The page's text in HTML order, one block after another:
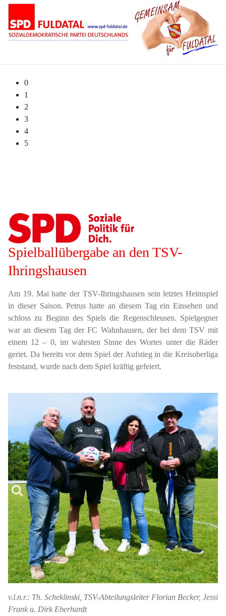
0
1
2
3
4
5
Spielballübergabe an den TSV-
Ihringshausen
Am 19. Mai hatte der TSV-Ihringshausen sein letztes Heimspiel
in dieser Saison. Petrus hatte an diesem Tag ein Einsehen und
schloss zu Beginn des Spiels die Regenschleusen. Spielgegner
war an diesem Tag der FC Wahnhausen, der bei dem TSV mit
einem 12 – 0, im wahrsten Sinne des Wortes unter die Räder
geriet. Da bereits vor dem Spiel der Aufstieg in die Kreisoberliga
feststand, wurde nach dem Spiel kräftig gefeiert.
v.l.n.r.: Th. Scheklinski, TSV-Abteilungsleiter Florian Becker, Jessi
Frank u. Dirk Eberhardt